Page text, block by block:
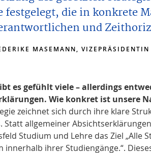
festgelegt, die in konkrete
und
MASEMANN,
es gefühlt viele – allerdings
Wie konkret ist unsere
zeichnet sich durch ihre klare
Statt allgemeiner
Studium und Lehre das Ziel „Alle
innerhalb ihrer Studiengänge.“.